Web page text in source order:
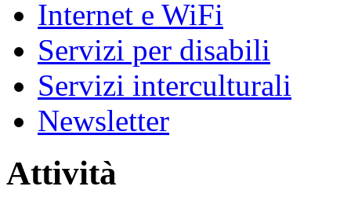
Internet e WiFi
Servizi per disabili
Servizi interculturali
Newsletter
Attività